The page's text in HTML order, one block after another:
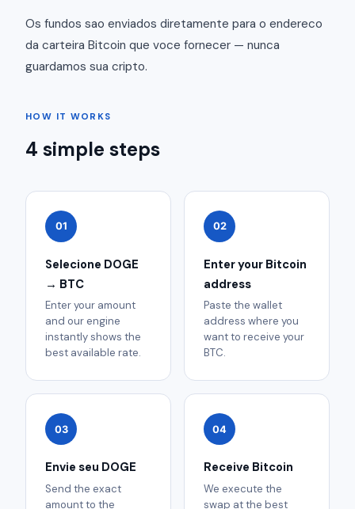
Os fundos sao enviados diretamente para o endereco
da carteira Bitcoin que voce fornecer — nunca
guardamos sua cripto.
HOW IT WORKS
4 simple steps
01
Selecione DOGE
→ BTC
Enter your amount
and our engine
instantly shows the
best available rate.
02
Enter your Bitcoin
address
Paste the wallet
address where you
want to receive your
BTC.
03
Envie seu DOGE
Send the exact
amount to the
04
Receive Bitcoin
We execute the
swap at the best